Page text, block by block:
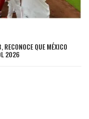
RECONOCE QUE MÉXICO
2026